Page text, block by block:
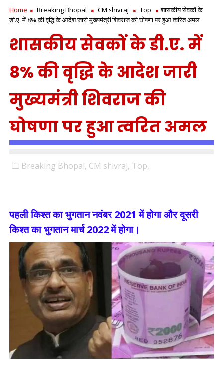
Home Breaking Bhopal CM shivraj Top
शासकीय सेवकों के
डी.ए. में 8% की वृद्धि के आदेश जारी मुख्यमंत्री शिवराज की घोषणा पर हुआ त्वरित अमल
शासकीय सेवकों के डी.ए. में
8% की वृद्धि के आदेश जारी
मुख्यमंत्री शिवराज की
घोषणा पर हुआ त्वरित अमल
Breaking Bhopal, CM shivraj, Top,
पहली किश्त का भुगतान नवंबर 2021 में होगा और दूसरी
किश्त का भुगतान मार्च 2022 में होगा।